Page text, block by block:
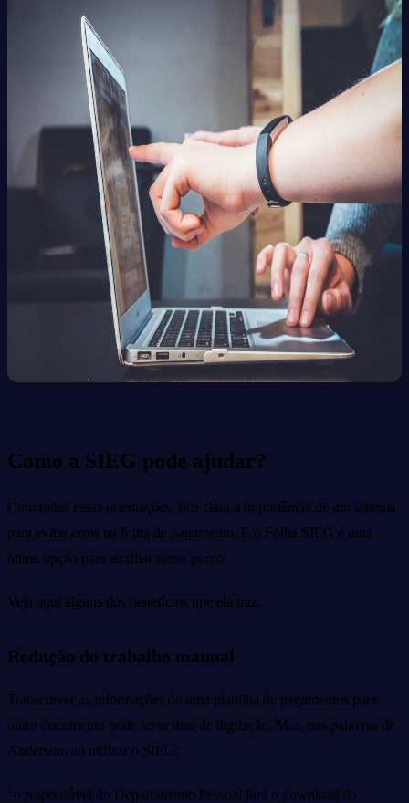
Como a SIEG pode ajudar?
Com todas essas orientações, fica clara a importância de um sistema
para evitar erros na folha de pagamento. E o Folha SIEG é uma
ótima opção para auxiliar nesse ponto.
Veja aqui alguns dos benefícios que ela traz.
Redução do trabalho manual
Transcrever as informações de uma planilha de pagamentos para
outro documento pode levar dias de digitação. Mas, nas palavras de
Anderson, ao utilizar o SIEG:
“o responsável do Departamento Pessoal fará o download da